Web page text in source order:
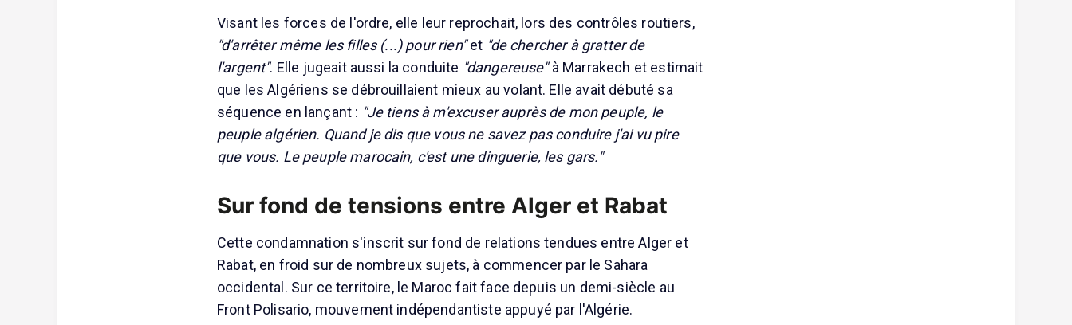
Visant les forces de l'ordre, elle leur reprochait, lors des contrôles routiers,
"d'arrêter même les filles (...) pour rien"et "de chercher à gratter de
l'argent". Elle jugeait aussi la conduite "dangereuse"à Marrakech et estimait
que les Algériens se débrouillaient mieux au volant. Elle avait débuté sa
séquence en lançant : "Je tiens à m'excuser auprès de mon peuple, le
peuple algérien. Quand je dis que vous ne savez pas conduire j'ai vu pire
que vous. Le peuple marocain, c'est une dinguerie, les gars."
Sur fond de tensions entre Alger et Rabat
Cette condamnation s'inscrit sur fond de relations tendues entre Alger et
Rabat, en froid sur de nombreux sujets, à commencer par le Sahara
occidental. Sur ce territoire, le Maroc fait face depuis un demi-siècle au
Front Polisario, mouvement indépendantiste appuyé par l'Algérie.